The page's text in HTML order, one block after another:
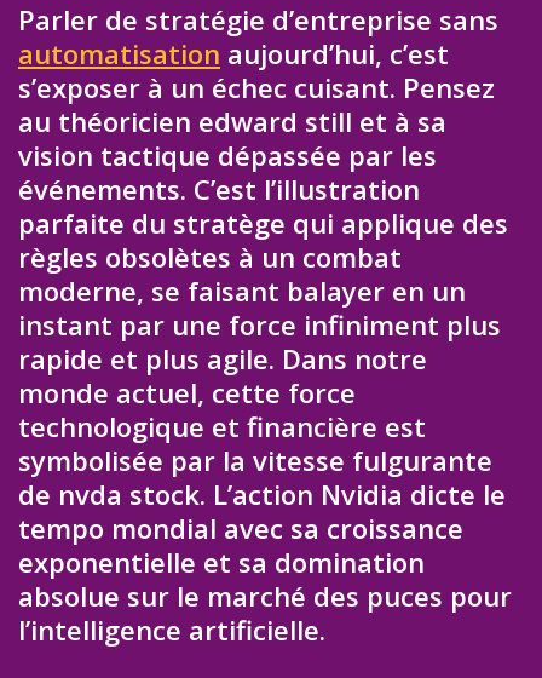
Parler de stratégie d’entreprise sans
automatisation aujourd’hui, c’est
s’exposer à un échec cuisant. Pensez
au théoricien edward still et à sa
vision tactique dépassée par les
événements. C’est l’illustration
parfaite du stratège qui applique des
règles obsolètes à un combat
moderne, se faisant balayer en un
instant par une force infiniment plus
rapide et plus agile. Dans notre
monde actuel, cette force
technologique et financière est
symbolisée par la vitesse fulgurante
de nvda stock. L’action Nvidia dicte le
tempo mondial avec sa croissance
exponentielle et sa domination
absolue sur le marché des puces pour
l’intelligence artificielle.